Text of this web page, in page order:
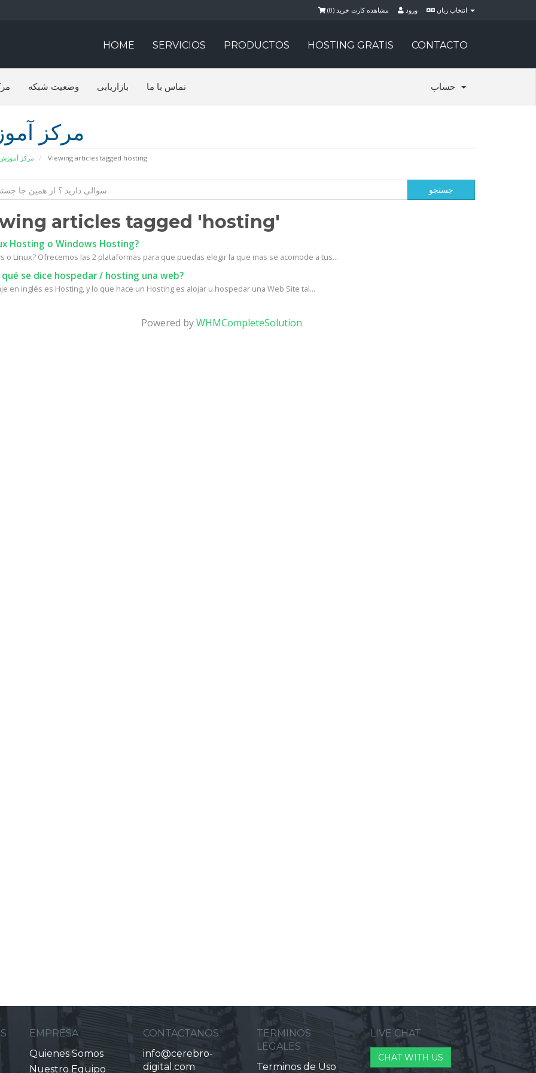
ورود مشاهده کارت خرید (0
)
HOME SERVICIOS PRODUCTOS HOSTING GRATIS CONTACTO
وضعیت شبکه بازاریابی تماس با ما
مرکز
مرکز Viewing articles tagged hosting
articles tagged 'hosting'
Hosting o Windows Hosting?
o Linux? Ofrecemos las 2 plataformas para que puedas elegir la que mas se acomode a tus...
se dice hospedar / hosting una web?
en inglés es Hosting, y lo que hace un Hosting es alojar u hospedar una Web Site tal...
Powered byWHMCompleteSolution
EMPRESA
Quienes Somos
Nuestro Equipo
CONTACTANOS
info@cerebro-
digital.com
TERMINOS
LEGALES
Terminos de Uso
LIVE CHAT
CHAT WITH US